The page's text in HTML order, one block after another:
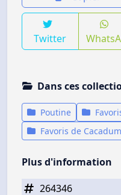
Twitter
Dans ces
Poutine
Favoris de
Plus d'information
264346